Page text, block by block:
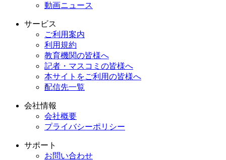
動画ニュース
サービス
ご利用案内
利用規約
教育機関の皆様へ
記者・マスコミの皆様へ
本サイトをご利用の皆様へ
配信先一覧
会社情報
会社概要
プライバシーポリシー
サポート
お問い合わせ